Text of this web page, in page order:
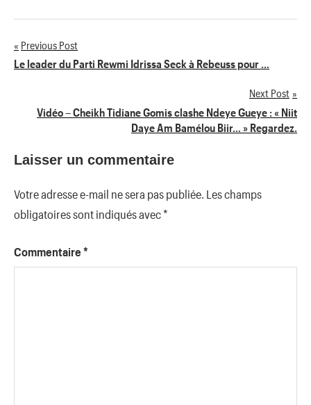
Navigation
l’article
Previous Post
Le leader du Parti Rewmi Idrissa Seck à Rebeuss pour …
Next Post
Vidéo – Cheikh Tidiane Gomis clashe Ndeye Gueye : « Niit
Daye Am Bamélou Biir… » Regardez.
Laisser un commentaire
Votre adresse e-mail ne sera pas publiée. Les champs
obligatoires sont indiqués avec*
Commentaire *